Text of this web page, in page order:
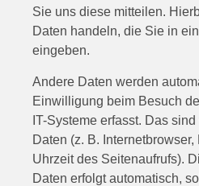
Sie uns diese mitteilen.
Daten handeln, die Sie in
eingeben.
Andere Daten werden
Einwilligung beim Besuch
IT-Systeme erfasst. Das
Daten (z. B.
Uhrzeit des Seitenaufrufs).
Daten erfolgt automatisch,